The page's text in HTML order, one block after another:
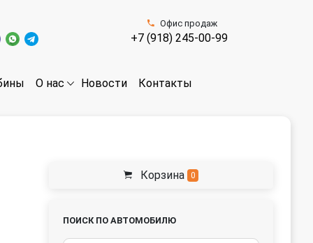
Офис продаж
+7 (918) 245-00-99
О нас Новости Контакты
Корзина 0
ПОИСК ПО АВТОМОБИЛЮ